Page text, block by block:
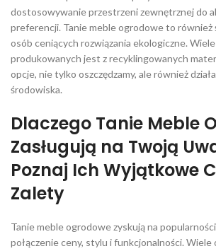
dostosowywanie przestrzeni zewnętrznej do
preferencji. Tanie meble ogrodowe to również
osób ceniących rozwiązania ekologiczne.
produkowanych jest z recyklingowanych
opcje, nie tylko oszczędzamy, ale również
środowiska.
Dlaczego Tanie Meble
Zasługują na Twoją
Poznaj Ich Wyjątkowe
Zalety
Tanie meble ogrodowe zyskują na
połączenie ceny, stylu i funkcjonalności. Wiele